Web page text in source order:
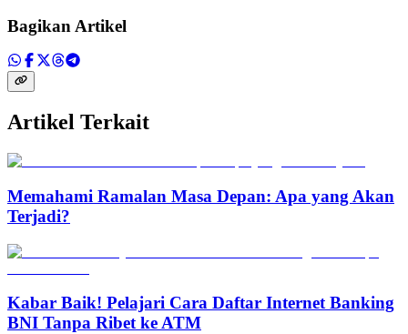
Bagikan Artikel
Artikel Terkait
Memahami Ramalan Masa Depan: Apa yang Akan
Terjadi?
Kabar Baik! Pelajari Cara Daftar Internet Banking
BNI Tanpa Ribet ke ATM